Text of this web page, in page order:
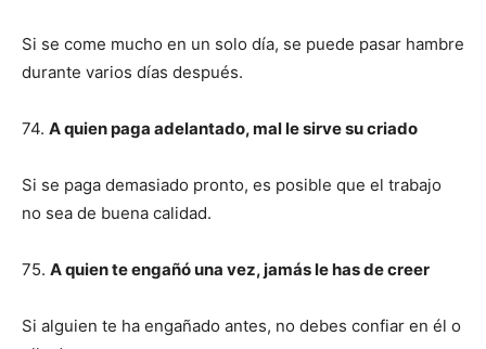
Si se come mucho en un solo día, se puede pasar hambre
durante varios días después.
74. A quien paga adelantado, mal le sirve su criado
Si se paga demasiado pronto, es posible que el trabajo
no sea de buena calidad.
75. A quien te engañó una vez, jamás le has de creer
Si alguien te ha engañado antes, no debes confiar en él o